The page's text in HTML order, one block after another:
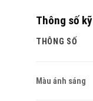
Thông số
THÔNG SỐ
Màu ánh sáng